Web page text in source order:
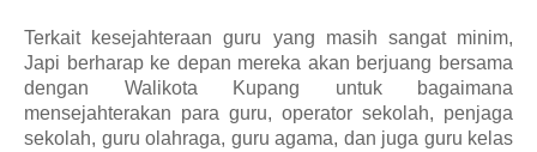
Terkait kesejahteraan guru yang masih sangat minim,
Japi berharap ke depan mereka akan berjuang bersama
dengan Walikota Kupang untuk bagaimana
mensejahterakan para guru, operator sekolah, penjaga
sekolah, guru olahraga, guru agama, dan juga guru kelas